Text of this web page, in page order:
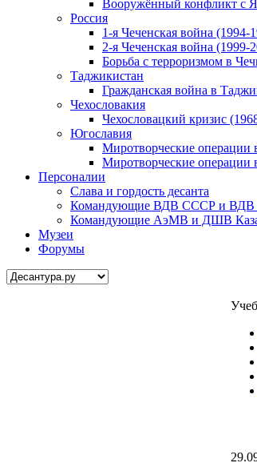
Вооружённый конфликт с
Россия
1-я Чеченская война (1994-
2-я Чеченская война (1999-
Борьба с терроризмом в
Таджикистан
Гражданская война в
Чехословакия
Чехословацкий кризис
Югославия
Миротворческие операции
Миротворческие операции
Персоналии
Слава и гордость десанта
Командующие ВДВ СССР и ВДВ
Командующие АэМВ и ДШВ
Музеи
Форумы